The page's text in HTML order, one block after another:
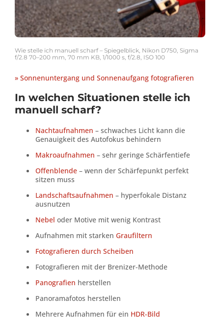
Wie stelle ich manuell scharf – Spiegelblick, Nikon D750, Sigma
f/2.8 70–200 mm, 70 mm KB, 1/1000 s, f/2.8, ISO 100
» Sonnenuntergang und Sonnenaufgang fotografieren
In welchen Situationen stelle ich
manuell scharf?
Nachtaufnahmen – schwaches Licht kann die
Genauigkeit des Autofokus behindern
Makroaufnahmen – sehr geringe Schärfentiefe
Offenblende – wenn der Schärfepunkt perfekt
sitzen muss
Landschaftsaufnahmen – hyperfokale Distanz
ausnutzen
Nebel oder Motive mit wenig Kontrast
Aufnahmen mit starken Graufiltern
Fotografieren durch Scheiben
Fotografieren mit der Brenizer-Methode
Panografien herstellen
Panoramafotos herstellen
Mehrere Aufnahmen für ein HDR-Bild